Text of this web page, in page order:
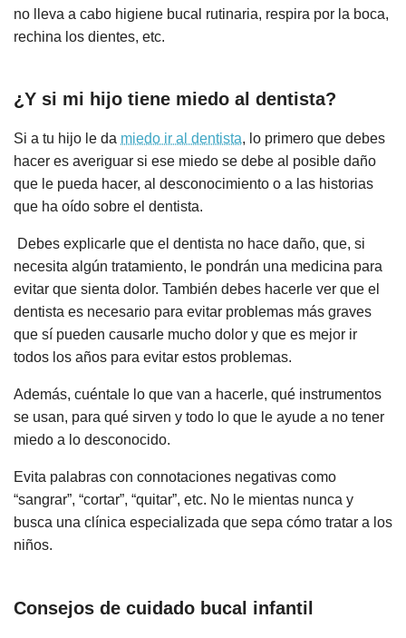
no lleva a cabo higiene bucal rutinaria, respira por la boca,
rechina los dientes, etc.
¿Y si mi hijo tiene miedo al dentista?
Si a tu hijo le da miedo ir al dentista, lo primero que debes
hacer es averiguar si ese miedo se debe al posible daño
que le pueda hacer, al desconocimiento o a las historias
que ha oído sobre el dentista.
Debes explicarle que el dentista no hace daño, que, si
necesita algún tratamiento, le pondrán una medicina para
evitar que sienta dolor. También debes hacerle ver que el
dentista es necesario para evitar problemas más graves
que sí pueden causarle mucho dolor y que es mejor ir
todos los años para evitar estos problemas.
Además, cuéntale lo que van a hacerle, qué instrumentos
se usan, para qué sirven y todo lo que le ayude a no tener
miedo a lo desconocido.
Evita palabras con connotaciones negativas como
“sangrar”, “cortar”, “quitar”, etc. No le mientas nunca y
busca una clínica especializada que sepa cómo tratar a los
niños.
Consejos de cuidado bucal infantil